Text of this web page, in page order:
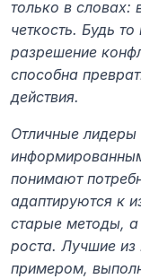
только в словах:
четкость. Будь
разрешение
способна
действия.
Отличные лидеры
понимают
адаптируются к
старые методы, а
роста. Лучшие из
примером,